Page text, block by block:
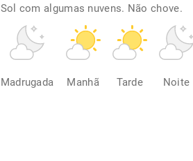
Sol com algumas nuvens. Não chove.
Madrugada Manhã Tarde Noite